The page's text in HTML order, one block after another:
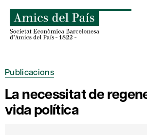
content
Publicacions
La necessitat de
vida política